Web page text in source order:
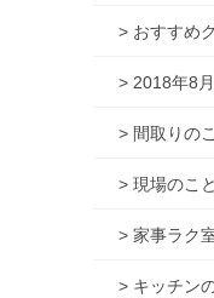
> おすすめ
> 2018年8
> 間取りの
> 現場のこと
> 家事ラク
> キッチン